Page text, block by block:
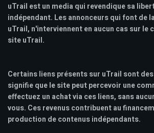
uTrail est un media qui revendique sa
indépendant. Les annonceurs qui font de
uTrail, n'interviennent en aucun cas sur le
site uTrail.
Certains liens présents sur uTrail sont
signifie que le site peut percevoir une
effectuez un achat via ces liens, sans
vous. Ces revenus contribuent au
production de contenus indépendants.